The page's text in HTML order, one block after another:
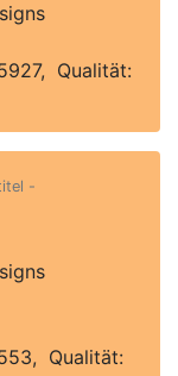
Qualität:
-
Qualität: